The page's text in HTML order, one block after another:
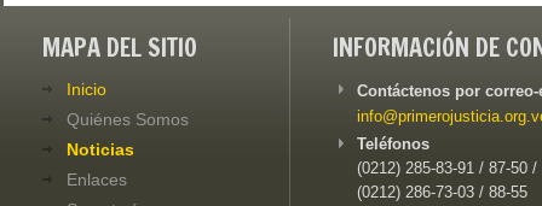
MAPA DEL SITIO
Inicio
Quiénes Somos
Noticias
Enlaces
INFORMACIÓN DE
Contáctenos por
Teléfonos
(0212) 285-83-91 / 87-50 /
(0212) 286-73-03 / 88-55